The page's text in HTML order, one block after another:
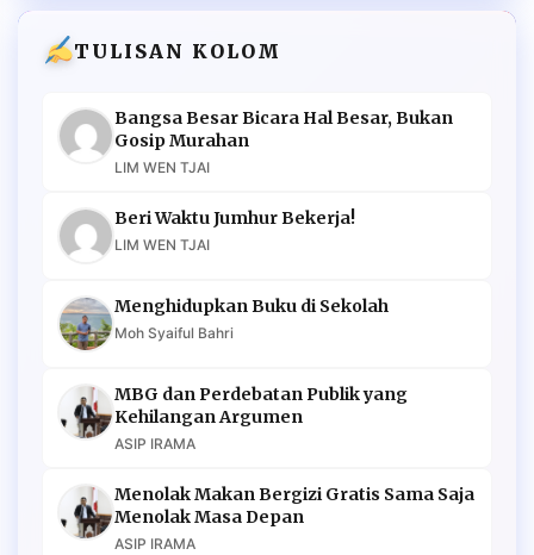
TULISAN KOLOM
Bangsa Besar Bicara Hal Besar, Bukan
Gosip Murahan
LIM WEN TJAI
Beri Waktu Jumhur Bekerja!
LIM WEN TJAI
Menghidupkan Buku di Sekolah
Moh Syaiful Bahri
MBG dan Perdebatan Publik yang
Kehilangan Argumen
ASIP IRAMA
Menolak Makan Bergizi Gratis Sama Saja
Menolak Masa Depan
ASIP IRAMA